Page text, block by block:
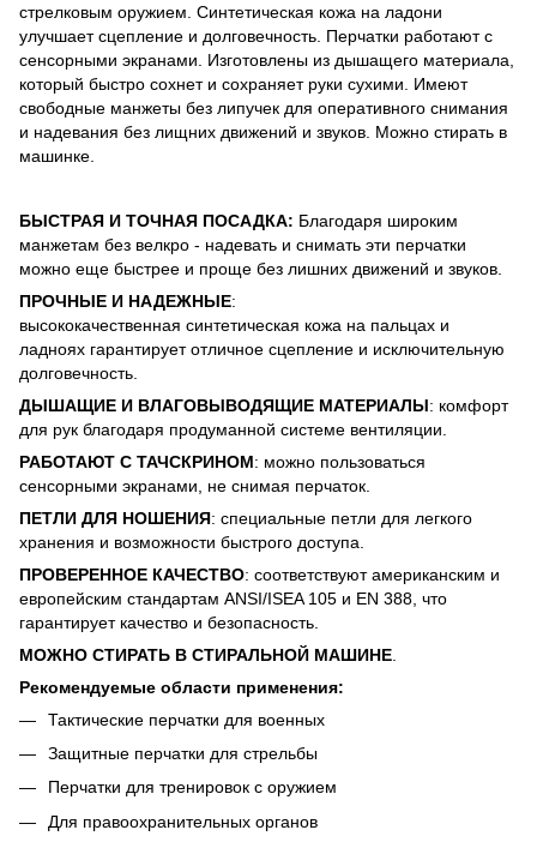
стрелковым оружием. Синтетическая кожа на ладони
улучшает сцепление и долговечность. Перчатки работают с
сенсорными экранами. Изготовлены из дышащего материала,
который быстро сохнет и сохраняет руки сухими. Имеют
свободные манжеты без липучек для оперативного снимания
и надевания без лищних движений и звуков. Можно стирать в
машинке.
БЫСТРАЯ И ТОЧНАЯ ПОСАДКА: Благодаря широким
манжетам без велкро - надевать и снимать эти перчатки
можно еще быстрее и проще без лишних движений и звуков.
ПРОЧНЫЕ И НАДЕЖНЫЕ:
высококачественная синтетическая кожа на пальцах и
ладноях гарантирует отличное сцепление и исключительную
долговечность.
ДЫШАЩИЕ И ВЛАГОВЫВОДЯЩИЕ МАТЕРИАЛЫ: комфорт
для рук благодаря продуманной системе вентиляции.
РАБОТАЮТ С ТАЧСКРИНОМ: можно пользоваться
сенсорными экранами, не снимая перчаток.
ПЕТЛИ ДЛЯ НОШЕНИЯ: специальные петли для легкого
хранения и возможности быстрого доступа.
ПРОВЕРЕННОЕ КАЧЕСТВО: соответствуют американским и
европейским стандартам ANSI/ISEA 105 и EN 388, что
гарантирует качество и безопасность.
МОЖНО СТИРАТЬ В СТИРАЛЬНОЙ МАШИНЕ
Рекомендуемые области применения:
Тактические перчатки для военных
Защитные перчатки для стрельбы
Перчатки для тренировок с оружием
Для правоохранительных органов